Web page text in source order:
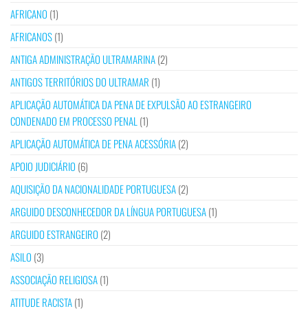
AFRICANO (1)
AFRICANOS(1)
ANTIGA ADMINISTRAÇÃO ULTRAMARINA(2)
ANTIGOS TERRITÓRIOS DO ULTRAMAR (1)
APLICAÇÃO AUTOMÁTICA DA PENA DE EXPULSÃO AO ESTRANGEIRO
CONDENADO EM PROCESSO PENAL(1)
APLICAÇÃO AUTOMÁTICA DE PENA ACESSÓRIA(2)
APOIO JUDICIÁRIO (6)
AQUISIÇÃO DA NACIONALIDADE PORTUGUESA(2)
ARGUIDO DESCONHECEDOR DA LÍNGUA PORTUGUESA(1)
ARGUIDO ESTRANGEIRO (2)
ASILO (3)
ASSOCIAÇÃO RELIGIOSA(1)
ATITUDE RACISTA(1)